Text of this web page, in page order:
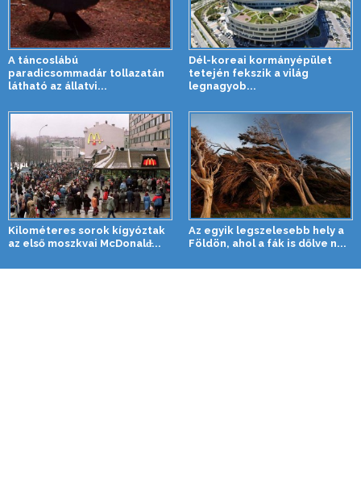
A táncoslábú
paradicsommadár tollazatán
látható az állatvi...
Dél-koreai kormányépület
tetején fekszik a világ
legnagyob...
Kilométeres sorok kígyóztak
az első moszkvai McDonald̵...
Az egyik legszelesebb hely a
Földön, ahol a fák is dőlve n...